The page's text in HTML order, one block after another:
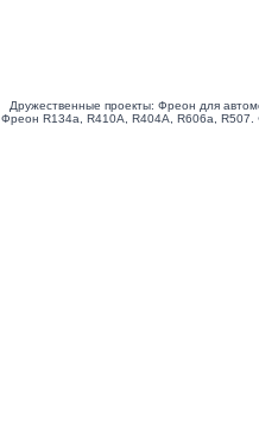
Дружественные проекты: Фреон для
Фреон R134a, R410A, R404A, R606a,